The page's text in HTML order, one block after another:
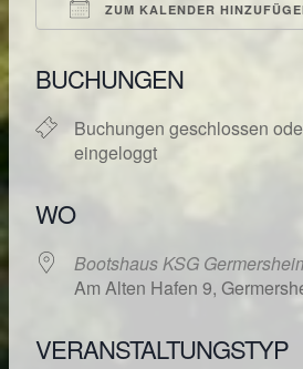
ZUM KALENDER
BUCHUNGEN
Buchungen geschlossen
eingeloggt
WO
Bootshaus KSG
Am Alten Hafen 9,
VERANSTALTUNGSTYP